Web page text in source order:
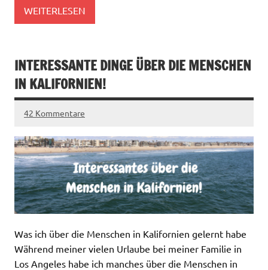
WEITERLESEN
INTERESSANTE DINGE ÜBER DIE MENSCHEN
IN KALIFORNIEN!
42 Kommentare
Was ich über die Menschen in Kalifornien gelernt habe
Während meiner vielen Urlaube bei meiner Familie in
Los Angeles habe ich manches über die Menschen in